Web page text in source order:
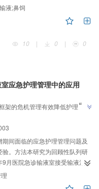
注射器的螺旋口转直口转换装
速转换，降低了医疗成本，提
液;鼻饲
10
| 0 | 0
应急护理管理中的应用
架的危机管理有效降低护理隐
”
间面临的应急护理管理问题及
。方法本研究为回顾性队列研
月医院急诊输液室接受输液治疗
9月医院急诊输液室接受输液治
理管理模式进行干预，观察组